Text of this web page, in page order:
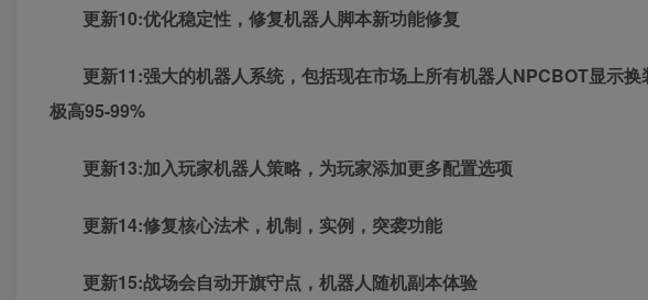
更新10:优化稳定性，修复机器人脚本新功能修复
更新11:强大的机器人系统，包括现在市场上所有机器人NPCBOT显示
极高95-99%
更新13:加入玩家机器人策略，为玩家添加更多配置选项
更新14:修复核心法术，机制，实例，突袭功能
更新15:战场会自动开旗守点，机器人随机副本体验